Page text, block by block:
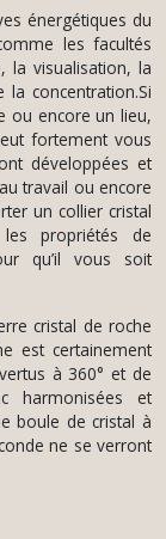
énergétiques du
les facultés
la visualisation, la
la concentration.Si
ou encore un lieu,
fortement vous
développées et
travail ou encore
un collier cristal
propriétés de
qu’il vous soit
cristal de roche
est certainement
à 360° et de
harmonisées et
boule de cristal à
ne se verront